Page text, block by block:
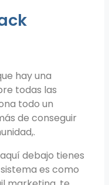
hay una
todas las
todo un
de conseguir
debajo tienes
es como